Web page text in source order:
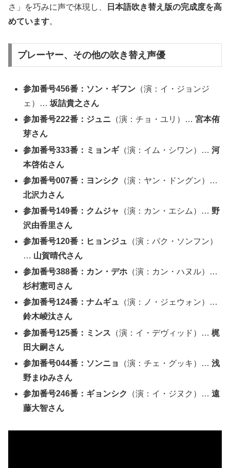
さ」を巧みに声で体現し、
日本語吹き替え版の完成度を高
めています。
プレーヤー、その他の吹き替え声優
参加番号456番：ソン・ギフン （演：イ・ジョンジ
ェ）…坂詰貴之さん
参加番号222番：ジュニ （演：チョ・ユリ）…宮本侑
芽さん
参加番号333番：ミョンギ（演：イム・シワン）…河
本啓佑さん
参加番号007番：ヨンシク
（演：ヤン・ドングン）…
北沢力さん
参加番号149番：クムジャ
（演：カン・エシム）… 野
沢由香里さん
参加番号120番：ヒョンジュ （演：パク・ソンフン）
… 山賀晴代さん
参加番号388番：カン・デホ （演：カン・ハヌル）…
杉村憲司さん
参加番号124番：ナムギュ （演：ノ・ジェウォン）…
鈴木崚汰さん
参加番号125番：ミンス （演：イ・デヴィッド）…梶
田大嗣さん
参加番号044番：ソンニョ
（演：チェ・グッキ）…浅
野まゆみさん
参加番号246番：ギョンシク
（演：イ・ジヌク）…遠
藤大智さん